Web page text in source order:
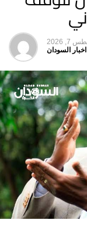
7, 2026
اخبار السودان